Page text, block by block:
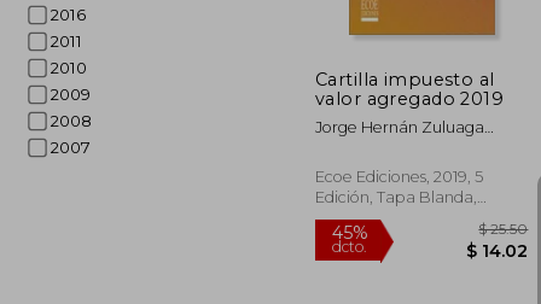
2016
2011
2010
2009
2008
2007
Cartilla impuesto al
valor agregado 2019
Jorge Hernán Zuluaga
Ecoe Ediciones, 2019, 5
Edición, Tapa Blanda,
Nuevo